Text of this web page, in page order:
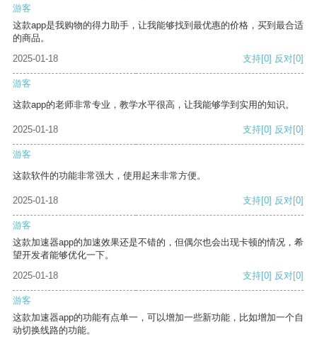
游客
这款app是我购物的得力助手，让我能够找到最优惠的价格，买到最合适
的商品。
2025-01-18
支持[0] 反对[0]
游客
这款app的老师非常专业，教学水平很高，让我能够学到实用的知识。
2025-01-18 支持[0] 反对[0]
游客
这款软件的功能非常强大，使用起来非常方便。
2025-01-18 支持[0] 反对[0]
游客
这款加速器app的加速效果还是不错的，但偶尔也会出现卡顿的情况，希
望开发者能够优化一下。
2025-01-18
支持[0] 反对[0]
游客
这款加速器app的功能有点单一，可以增加一些新功能，比如增加一个自
动切换线路的功能。